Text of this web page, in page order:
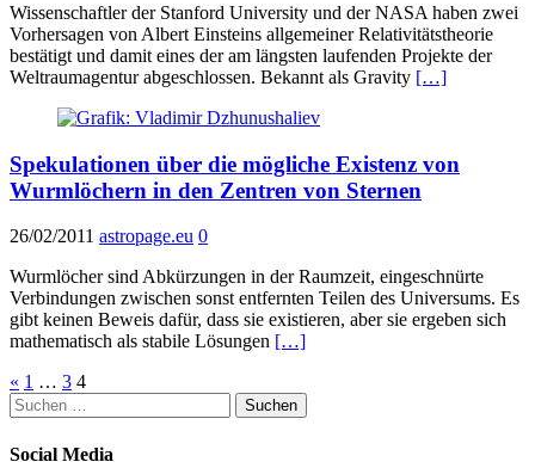
Wissenschaftler der Stanford University und der NASA haben zwei
Vorhersagen von Albert Einsteins allgemeiner Relativitätstheorie
bestätigt und damit eines der am längsten laufenden Projekte der
Weltraumagentur abgeschlossen. Bekannt als Gravity […]
Spekulationen über die mögliche Existenz von
Wurmlöchern in den Zentren von Sternen
26/02/2011 astropage.eu 0
Wurmlöcher sind Abkürzungen in der Raumzeit, eingeschnürte
Verbindungen zwischen sonst entfernten Teilen des Universums. Es
gibt keinen Beweis dafür, dass sie existieren, aber sie ergeben sich
mathematisch als stabile Lösungen […]
Seitennummerierung
der
Beiträge
« 1 … 3 4
Suchen
nach:
Social Media